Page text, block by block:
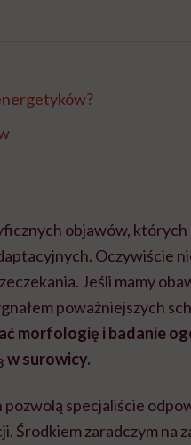
objawów, których
Oczywiście
Jeśli mamy
poważniejszych
morfologię i badanie
w surowicy.
specjaliście
Środkiem zaradczym na